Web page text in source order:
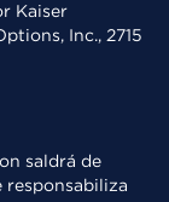
Kaiser
Inc., 2715
saldrá de
responsabiliza